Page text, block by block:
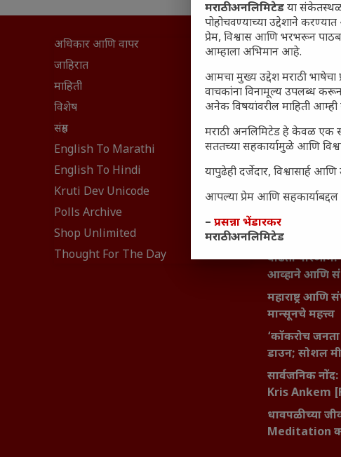
अधिकार आणि वापर
जाहिरात
माहिती
विशेष
संग्रह
English To Marathi
English To Hindi
Kruti Dev Unicode
Polls Archive
Shop Unlimited
Thought For The Day
सामान्य
आजच्या
महाराष्ट्रातील
वैभवशाली
₹370 ची
संवेदनशीलता :
नेमकं काय
यश आणि
बदलण्याची शक्ती
महाराष्ट्रातील
वाढता
आव्हाने आणि
महाराष्ट्र आणि
मान्सूनचे महत्त्व
‘कॉकरोच जनता
डाउन; सोशल
सार्वजनिक
Kris Ankem
धावपळीच्या
Meditation
मराठी अनलिमिटेडया
पोहोचवण्याच्या उद्देशाने
प्रेम, विश्वास आणि भरभरून
आम्हाला अभिमान आहे.
आमचा मुख्य उद्देश मराठी भाषेचा
वाचकांना विनामूल्य उपलब्ध
अनेक विषयांवरील माहिती
मराठी अनलिमिटेड हे केवळ एक
सततच्या सहकार्यामुळे आणि
यापुढेही दर्जेदार, विश्वासार्ह
आपल्या प्रेम आणि सहकार्याबद्दल
– प्रसन्ना भेंडारकर
मराठी अनलिमिटेड